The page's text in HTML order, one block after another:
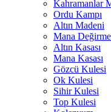
Kahramanlar
Ordu Kampı
Altın Madeni
Mana
Altın Kasası
Mana Kasası
Gözcü Kulesi
Ok Kulesi
Sihir Kulesi
Top Kulesi